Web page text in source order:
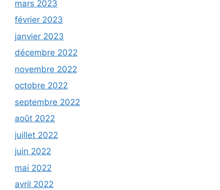
mars 2023
février 2023
janvier 2023
décembre 2022
novembre 2022
octobre 2022
septembre 2022
août 2022
juillet 2022
juin 2022
mai 2022
avril 2022